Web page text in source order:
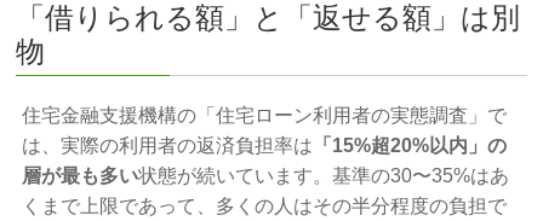
「借りられる額」と「返せる額」は別
物
住宅金融支援機構の「住宅ローン利用者の実態調査」で
は、実際の利用者の返済負担率は 「15%超20%以内」の
層が最も多い状態が続いています。基準の30〜35%はあ
くまで上限であって、多くの人はその半分程度の負担で